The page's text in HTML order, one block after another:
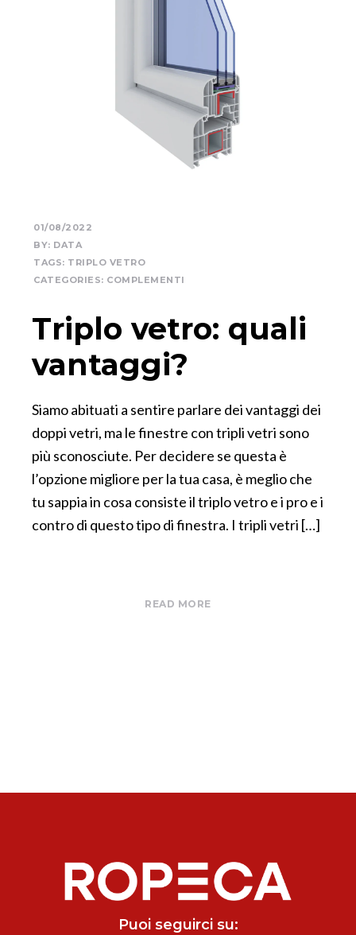
01/08/2022
BY: DATA
TAGS: TRIPLO VETRO
CATEGORIES: COMPLEMENTI
Triplo vetro: quali
vantaggi?
Siamo abituati a sentire parlare dei vantaggi dei
doppi vetri, ma le finestre con tripli vetri sono
più sconosciute. Per decidere se questa è
l’opzione migliore per la tua casa, è meglio che
tu sappia in cosa consiste il triplo vetro e i pro e i
contro di questo tipo di finestra. I tripli vetri […]
READ MORE
Puoi seguirci su: